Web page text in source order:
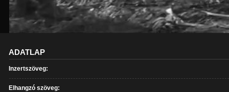
ADATLAP
Inzertszöveg:
Elhangzó szöveg: